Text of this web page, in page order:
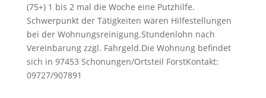
(75+) 1 bis 2 mal die Woche eine Putzhilfe.
Schwerpunkt der Tätigkeiten wären Hilfestellungen
bei der Wohnungsreinigung.Stundenlohn nach
Vereinbarung zzgl. Fahrgeld.Die Wohnung befindet
sich in 97453 Schonungen/Ortsteil ForstKontakt:
09727/907891